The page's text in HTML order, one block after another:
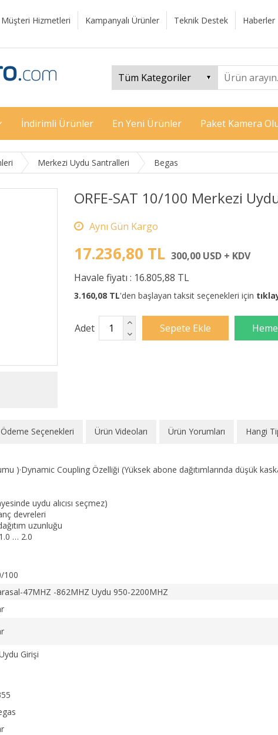
Müşteri Hizmetleri Kampanyalı Ürünler Teknik Destek Haberler
İndirimli Ürünler En Yeni Ürünler Paket Kamera
Merkezi Uydu Santralleri Begas
ORFE-SAT 10/100 Merkezi
17.236,80 TL 300,00 USD + KDV
Havale fiyatı : 16.805,88 TL
3.160,08 TL'den başlayan taksit seçenekleri için
Adet
Seçenekleri Ürün Videoları Ürün Yorumları Hangi
)·Dynamic Coupling Özelliği (Yüksek abone dağıtımlarında düşük
uydu alıcısı seçmez)
devreleri
uzunluğu
… 2.0
100
47MHZ -862MHZ Uydu 950-2200MHZ
Girişi